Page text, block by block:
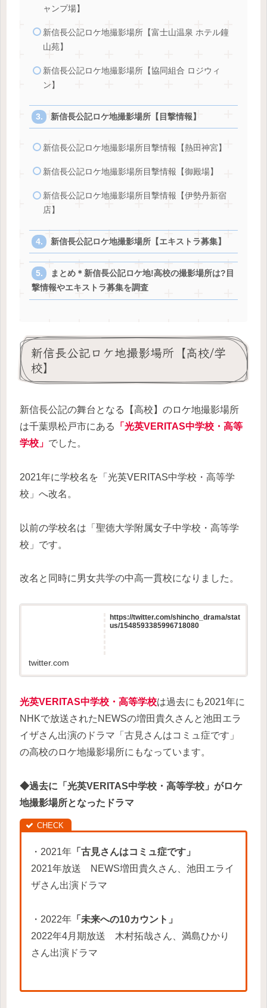
ャンプ場】
新信長公記ロケ地撮影場所【富士山温泉 ホテル鐘
山苑】
新信長公記ロケ地撮影場所【協同組合 ロジウィ
ン】
新信長公記ロケ地撮影場所【目撃情報】
新信長公記ロケ地撮影場所目撃情報【熱田神宮】
新信長公記ロケ地撮影場所目撃情報【御殿場】
新信長公記ロケ地撮影場所目撃情報【伊勢丹新宿
店】
新信長公記ロケ地撮影場所【エキストラ募集】
まとめ＊新信長公記ロケ地!高校の撮影場所は?目
撃情報やエキストラ募集を調査
新信長公記ロケ地撮影場所【高校/学
校】
新信長公記の舞台となる【高校】のロケ地撮影場所
は千葉県松戸市にある
「 光英VERITAS中学校・高等
学校 」 でした。
2021年に学校名を「光英VERITAS中学校・高等学
校」へ改名。
以前の学校名は「聖徳大学附属女子中学校・高等学
校」です。
改名と同時に男女共学の中高一貫校になりました。
https://twitter.com/shincho_drama/stat
us/1548593385996718080
twitter.com
光英VERITAS中学校・高等学校は過去にも2021年に
NHKで放送されたNEWSの増田貴久さんと池田エラ
イザさん出演のドラマ「古見さんはコミュ症です」
の高校のロケ地撮影場所にもなっています。
◆過去に「光英VERITAS中学校・高等学校」がロケ
地撮影場所となったドラマ
・2021年 「古見さんはコミュ症です」
2021年放送 NEWS増田貴久さん、池田エライ
ザさん出演ドラマ
・2022年 「未来への10カウント」
2022年4月期放送 木村拓哉さん、満島ひかり
さん出演ドラマ